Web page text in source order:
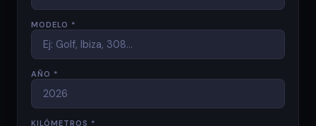
MODELO *
AÑO *
KILÓMETROS *